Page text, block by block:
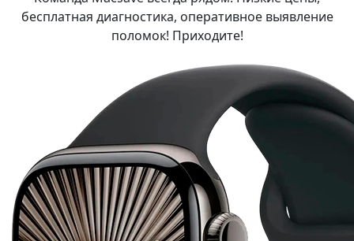
бесплатная диагностика, оперативное выявление
поломок! Приходите!